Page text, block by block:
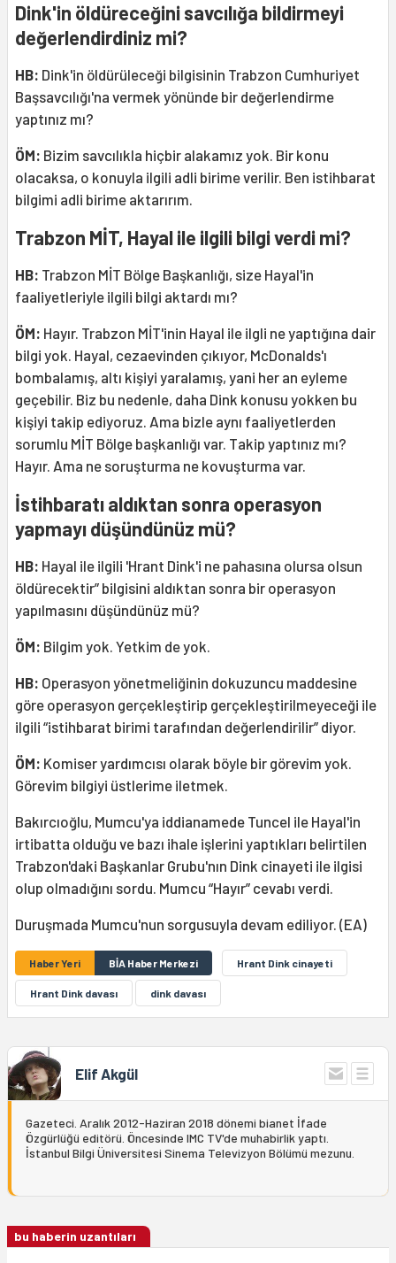
Dink'in öldüreceğini savcılığa bildirmeyi
değerlendirdiniz mi?
HB: Dink'in öldürüleceği bilgisinin Trabzon Cumhuriyet
Başsavcılığı'na vermek yönünde bir değerlendirme
yaptınız mı?
ÖM: Bizim savcılıkla hiçbir alakamız yok. Bir konu
olacaksa, o konuyla ilgili adli birime verilir. Ben istihbarat
bilgimi adli birime aktarırım.
Trabzon MİT, Hayal ile ilgili bilgi verdi mi?
HB: Trabzon MİT Bölge Başkanlığı, size Hayal'in
faaliyetleriyle ilgili bilgi aktardı mı?
ÖM: Hayır. Trabzon MİT'inin Hayal ile ilgli ne yaptığına dair
bilgi yok. Hayal, cezaevinden çıkıyor, McDonalds'ı
bombalamış, altı kişiyi yaralamış, yani her an eyleme
geçebilir. Biz bu nedenle, daha Dink konusu yokken bu
kişiyi takip ediyoruz. Ama bizle aynı faaliyetlerden
sorumlu MİT Bölge başkanlığı var. Takip yaptınız mı?
Hayır. Ama ne soruşturma ne kovuşturma var.
İstihbaratı aldıktan sonra operasyon
yapmayı düşündünüz mü?
HB: Hayal ile ilgili 'Hrant Dink'i ne pahasına olursa olsun
öldürecektir” bilgisini aldıktan sonra bir operasyon
yapılmasını düşündünüz mü?
ÖM: Bilgim yok. Yetkim de yok.
HB: Operasyon yönetmeliğinin dokuzuncu maddesine
göre operasyon gerçekleştirip gerçekleştirilmeyeceği ile
ilgili “istihbarat birimi tarafından değerlendirilir” diyor.
ÖM: Komiser yardımcısı olarak böyle bir görevim yok.
Görevim bilgiyi üstlerime iletmek.
Bakırcıoğlu, Mumcu'ya iddianamede Tuncel ile Hayal'in
irtibatta olduğu ve bazı ihale işlerini yaptıkları belirtilen
Trabzon'daki Başkanlar Grubu'nın Dink cinayeti ile ilgisi
olup olmadığını sordu. Mumcu “Hayır” cevabı verdi.
Duruşmada Mumcu'nun sorgusuyla devam ediliyor. (EA)
Haber Yeri BİA Haber Merkezi Hrant Dink cinayeti
Hrant Dink davası dink davası
Elif Akgül
Gazeteci. Aralık 2012-Haziran 2018 dönemi bianet İfade
Özgürlüğü editörü. Öncesinde IMC TV'de muhabirlik yaptı.
İstanbul Bilgi Üniversitesi Sinema Televizyon Bölümü mezunu.
bu haberin uzantıları